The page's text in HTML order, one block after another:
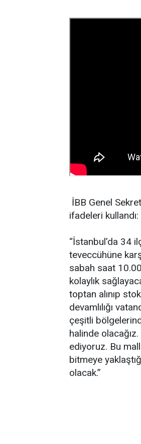
İBB Genel
ifadeleri kullandı:
“İstanbul’da 34
teveccühüne
sabah saat
kolaylık
toptan alınıp
devamlılığı
çeşitli
halinde
ediyoruz. Bu
bitmeye
olacak.”